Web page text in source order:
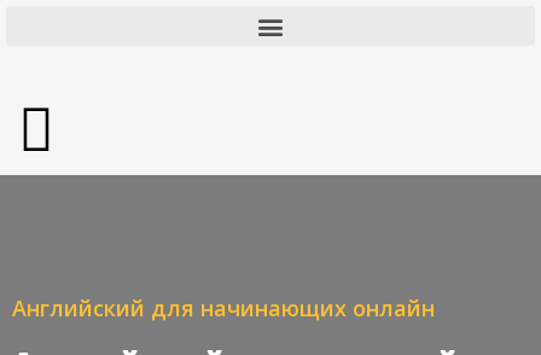
Английский для начинающих онлайн